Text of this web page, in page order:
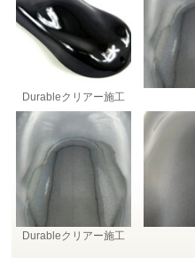
Durableクリアー施工
Durableクリアー施工